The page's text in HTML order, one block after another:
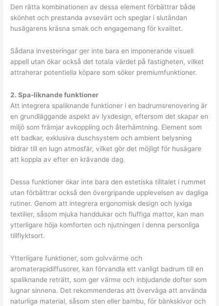
Den rätta kombinationen av dessa element förbättrar både
skönhet och prestanda avsevärt och speglar i slutändan
husägarens kräsna smak och engagemang för kvalitet.
Sådana investeringar ger inte bara en imponerande visuell
appell utan ökar också det totala värdet på fastigheten, vilket
attraherar potentiella köpare som söker premiumfunktioner.
2. Spa-liknande funktioner
Att integrera spaliknande funktioner i en badrumsrenovering är
en grundläggande aspekt av lyxdesign, eftersom det skapar en
miljö som främjar avkoppling och återhämtning. Element som
ett badkar, exklusiva duschsystem och ambient belysning
bidrar till en lugn atmosfär, vilket gör det möjligt för husägare
att koppla av efter en krävande dag.
Dessa funktioner ökar inte bara den estetiska tilltalet i rummet
utan förbättrar också den övergripande upplevelsen av dagliga
rutiner. Genom att integrera ergonomisk design och lyxiga
textilier, såsom mjuka handdukar och fluffiga mattor, kan man
ytterligare höja komforten och njutningen i denna personliga
tillflyktsort.
Ytterligare funktioner, som golvvärme och
aromaterapidiffusorer, kan förvandla ett vanligt badrum till en
spaliknande reträtt, som ger värme och inbjudande dofter som
lugnar sinnena. Det rekommenderas att överväga att använda
naturliga material, såsom sten eller bambu, för bänkskivor och